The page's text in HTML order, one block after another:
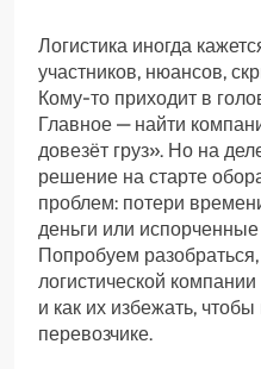
Логистика иногда
участников, нюансов,
Кому-то приходит в
Главное — найти
довезёт груз». Но на
решение на старте
проблем: потери
деньги или
Попробуем
логистической
и как их избежать,
перевозчике.